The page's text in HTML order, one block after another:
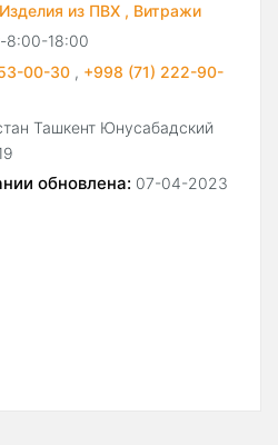
Изделия из ПВХ , Витражи
8:00-18:00
00-30 , +998 (71) 222-90-
Ташкент Юнусабадский
обновлена: 07-04-2023